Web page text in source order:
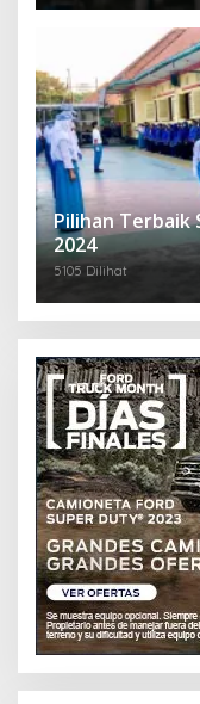
Pilihan Terbaik
2024
5105 Dilihat